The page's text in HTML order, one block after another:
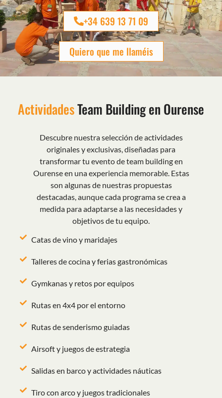
+34 639 13 71 09
Quiero que me llaméis
ActividadesTeam Building en Ourense
Descubre nuestra selección de actividades
originales y exclusivas, diseñadas para
transformar tu evento de team building en
Ourense en una experiencia memorable. Estas
son algunas de nuestras propuestas
destacadas, aunque cada programa se crea a
medida para adaptarse a las necesidades y
objetivos de tu equipo.
Catas de vino y maridajes
Talleres de cocina y ferias gastronómicas
Gymkanas y retos por equipos
Rutas en 4x4 por el entorno
Rutas de senderismo guiadas
Airsoft y juegos de estrategia
Salidas en barco y actividades náuticas
Tiro con arco y juegos tradicionales